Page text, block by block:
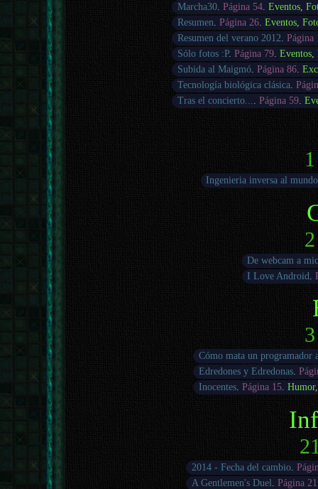
Marcha30. Página 54. Eventos,
Resumen Página 26. Eventos,
Resumen del verano 2012 Página
Sólo fotos :P. Página 79. Eventos,
Subida al Maigmó. Página 86.
Tecnología biológica clásica
Tras el concierto...
Página 59.
Ingenieria inversa al
De webcam a
I Love Android
.
Cómo mata un programador
Edredones y Edredonas.
Inocentes. Página 15. Humor
2014 - Fecha del cambio.
A Gentlemen's Duel
Página 21